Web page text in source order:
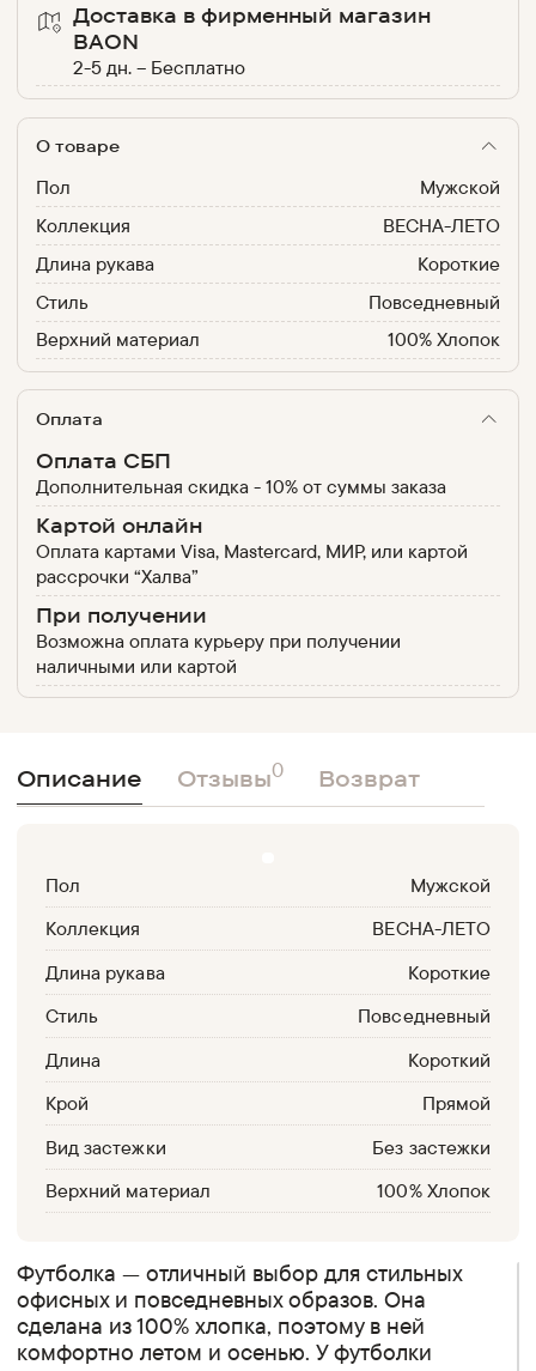
Доставка в фирменный магазин
BAON
2-5 дн. – Бесплатно
О товаре
Пол
Мужской
Коллекция
ВЕСНА-ЛЕТО
Длина рукава
Короткие
Стиль
Повседневный
Верхний материал
100% Хлопок
Оплата
Оплата СБП
Дополнительная скидка - 10% от суммы заказа
Картой онлайн
Оплата картами Visa, Mastercard, МИР, или картой
рассрочки “Халва”
При получении
Возможна оплата курьеру при получении
наличными или картой
Описание Отзывы0 Возврат
Футболка — отличный выбор для стильных
офисных и повседневных образов. Она
сделана из 100% хлопка, поэтому в ней
комфортно летом и осенью. У футболки
Пол
Мужской
Коллекция
ВЕСНА-ЛЕТО
Длина рукава
Короткие
Стиль
Повседневный
Длина
Короткий
Крой
Прямой
Вид застежки
Без застежки
Верхний материал
100% Хлопок